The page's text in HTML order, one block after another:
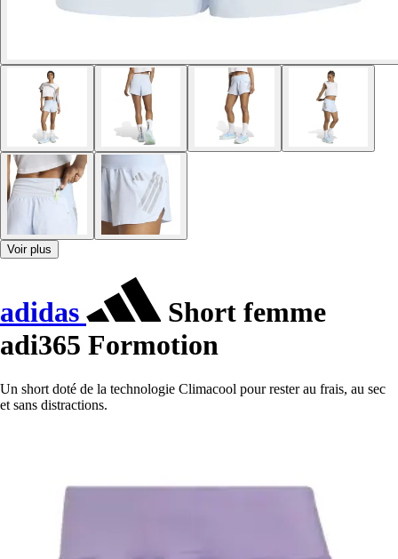
Voir plus
adidas
Short femme
adi365 Formotion
Un short doté de la technologie Climacool pour rester au frais, au sec
et sans distractions.